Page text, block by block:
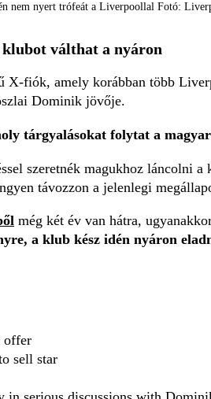
nem nyert trófeát a Liverpoollal Fotó:
válthat a nyáron
X-fiók, amely korábban több
Dominik jövője.
tárgyalásokat folytat a
szeretnék magukhoz láncolni
távozzon a jelenlegi
még két év van hátra,
a klub kész idén nyáron
offer
sell star